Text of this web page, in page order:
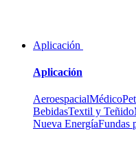
Aplicación
Aplicación
AeroespacialMédico
BebidasTextil y Teñido
Nueva EnergíaFundas